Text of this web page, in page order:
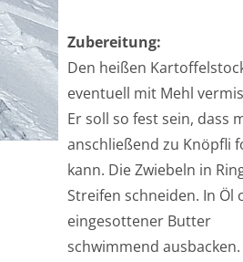
Zubereitung:
Den heißen
eventuell mit Mehl
Er soll so fest sein, dass
anschließend zu Knöpfli
kann. Die Zwiebeln in
Streifen schneiden. In Öl
eingesottener Butter
schwimmend ausbacken.